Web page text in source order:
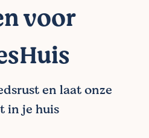
voor
en laat onze
in je huis